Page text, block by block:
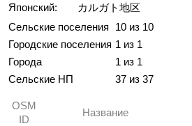
Японский:
カルガト地区
Сельские поселения
10 из 10
Городские поселения 1 из 1
Города
1 из 1
Сельские НП
37 из 37
OSM
ID
Название